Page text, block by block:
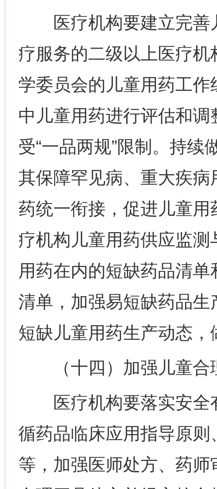
医疗机构要建立完善
疗服务的二级以上医疗
学委员会的儿童用药工
中儿童用药进行评估和
受“一品两规”限制。持
其保障罕见病、重大疾
药统一衔接，促进儿童
疗机构儿童用药供应监
用药在内的短缺药品清
清单，加强易短缺药品
短缺儿童用药生产动态，
（十四）加强儿童合
医疗机构要落实安全
循药品临床应用指导原
等，加强医师处方、药